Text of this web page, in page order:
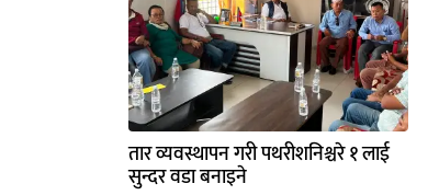
तार व्यवस्थापन गरी पथरीशनिश्चरे १ लाई
सुन्दर वडा बनाइने